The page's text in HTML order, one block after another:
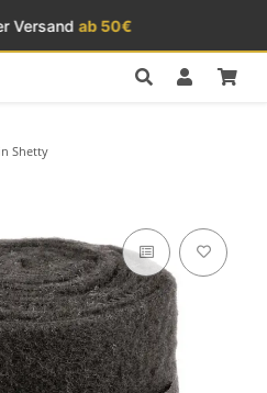
Versandab 50€
Shetty